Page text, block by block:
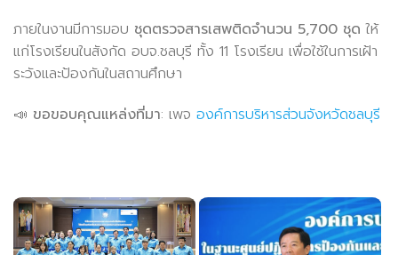
ภายในงานมีการมอบ ชุดตรวจสารเสพติดจำนวน 5,700 ชุด ให้
แก่โรงเรียนในสังกัด อบจ.ชลบุรี ทั้ง 11 โรงเรียน เพื่อใช้ในการเฝ้า
ระวังและป้องกันในสถานศึกษา
📣 ขอขอบคุณแหล่งที่มา: เพจ องค์การบริหารส่วนจังหวัดชลบุรี